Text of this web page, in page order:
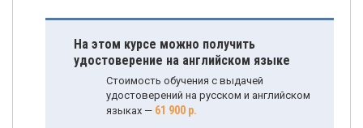
На этом курсе можно получить
удостоверение на английском языке
Стоимость обучения с выдачей
удостоверений на русском и английском
языках — 61 900 р.